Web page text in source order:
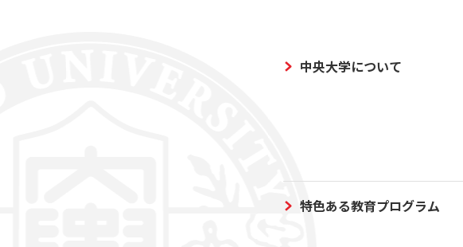
中央大学について
特色ある教育プログラム